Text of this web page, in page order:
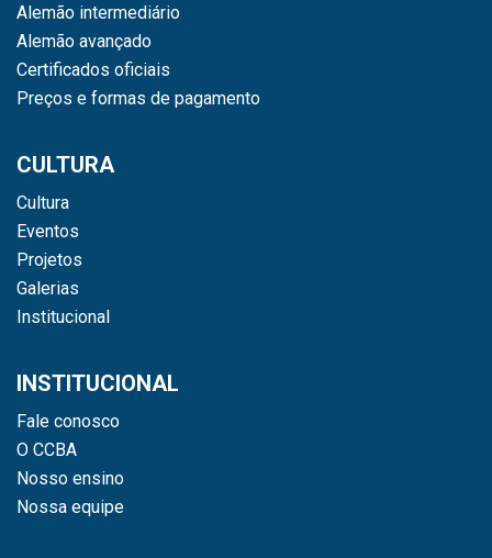
Alemão intermediário
Alemão avançado
Certificados oficiais
Preços e formas de pagamento
CULTURA
Cultura
Eventos
Projetos
Galerias
Institucional
INSTITUCIONAL
Fale conosco
O CCBA
Nosso ensino
Nossa equipe